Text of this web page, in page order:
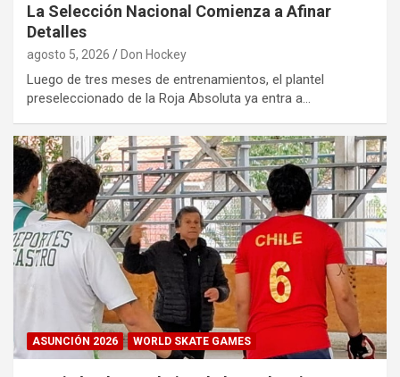
La Selección Nacional Comienza a Afinar
Detalles
agosto 5, 2026 Don Hockey
Luego de tres meses de entrenamientos, el plantel
preseleccionado de la Roja Absoluta ya entra a…
ASUNCIÓN 2026 WORLD SKATE GAMES